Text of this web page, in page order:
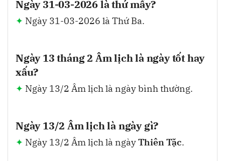
Ngày 31-03-2026 là thứ mấy?
Ngày 31-03-2026 là Thứ Ba.
Ngày 13 tháng 2 Âm lịch là ngày tốt hay
xấu?
Ngày 13/2 Âm lịch là ngày bình thường.
Ngày 13/2 Âm lịch là ngày gì?
Ngày 13/2 Âm lịch là ngàyThiên Tặc.